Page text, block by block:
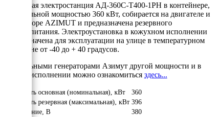
Дизельная электростанция АД-360С-Т400-1РН в контейнере,
номинальной мощностью 360 кВт, собирается на двигателе и
альтераторе AZIMUT и предназначена резервного
электропитания. Электроустановка в кожухном исполнении
предназначена для эксплуатации на улице в температурном
диапазоне от -40 до + 40 градусов.
С дизельными генераторами Азимут другой мощности и в
другом исполнении можно ознакомиться здесь...
Мощность основная (номинальная), кВт
360
Мощность резервная (максимальная), кВт 396
Напряжение, В
380